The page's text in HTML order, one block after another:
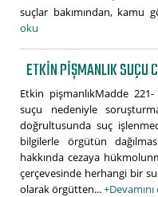
suçlar bakımından, kamu
oku
ETKIN PIŞMANLIK SUÇU
Etkin pişmanlıkMadde
suçu nedeniyle
doğrultusunda suç
bilgilerle örgütün
hakkında cezaya
çerçevesinde herhangi bir
olarak örgütten...